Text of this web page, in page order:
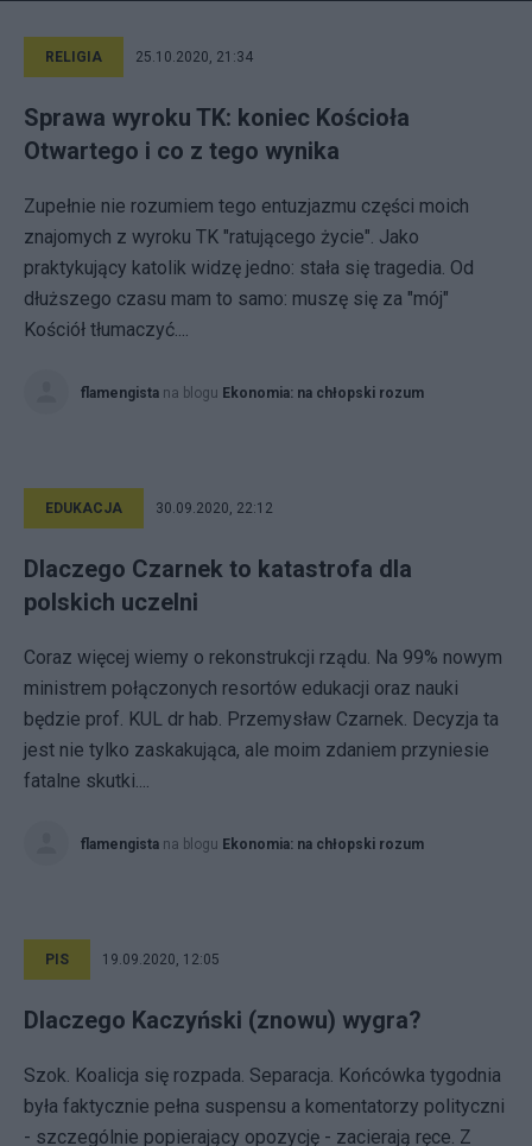
RELIGIA 25.10.2020, 21:34
Sprawa wyroku TK: koniec Kościoła
Otwartego i co z tego wynika
Zupełnie nie rozumiem tego entuzjazmu części moich
znajomych z wyroku TK "ratującego życie". Jako
praktykujący katolik widzę jedno: stała się tragedia. Od
dłuższego czasu mam to samo: muszę się za "mój"
Kościół tłumaczyć....
flamengista na blogu Ekonomia: na chłopski rozum
EDUKACJA 30.09.2020, 22:12
Dlaczego Czarnek to katastrofa dla
polskich uczelni
Coraz więcej wiemy o rekonstrukcji rządu. Na 99% nowym
ministrem połączonych resortów edukacji oraz nauki
będzie prof. KUL dr hab. Przemysław Czarnek. Decyzja ta
jest nie tylko zaskakująca, ale moim zdaniem przyniesie
fatalne skutki....
flamengista na blogu Ekonomia: na chłopski rozum
PIS 19.09.2020, 12:05
Dlaczego Kaczyński (znowu) wygra?
Szok. Koalicja się rozpada. Separacja. Końcówka tygodnia
była faktycznie pełna suspensu a komentatorzy polityczni
- szczególnie popierający opozycję - zacierają ręce. Z